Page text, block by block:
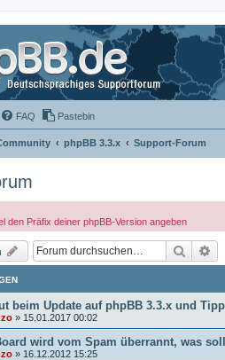
FAQ Pastebin
phpBB 3.3.x Support-Forum
den Präfix deiner phpBB-Version angeben
Suche
beim Update auf phpBB 3.3.x und
» 15.01.2017 00:02
wird vom Spam überrannt, was
» 16.12.2012 15:25